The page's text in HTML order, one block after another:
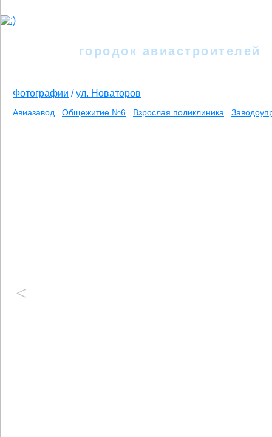
городок авиастроителей
Фотографии /ул. Новаторов
Авиазавод Общежитие №6 Взрослая поликлиника
<